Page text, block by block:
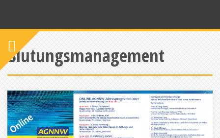
Blutungsmanagement